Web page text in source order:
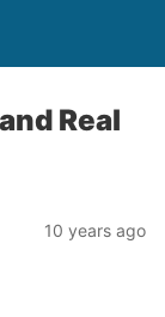
Real
10 years ago